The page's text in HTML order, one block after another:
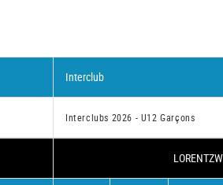
Interclub
Interclubs 2026 - U12 Garçons